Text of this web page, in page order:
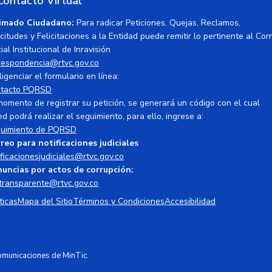
Ciudadano: Para radicar Peticiones, Quejas, Reclamos,
y Felicitaciones a la Entidad puede remitir lo pertinente al
Institucional de Inravisión
el formulario en línea:
PQRSD
de registrar su petición, se generará un código con el cual
podrá realizar el seguimiento, para ello, ingrese a:
de PQRSD
para notificaciones judiciales
por actos de corrupción:
Mapa del SitioTérminos y CondicionesAccesibilidad
de MinTic.